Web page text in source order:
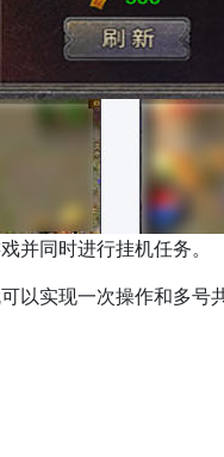
同时进行挂机任务。
以实现一次操作和多号